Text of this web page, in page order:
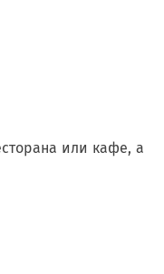
или кафе, а